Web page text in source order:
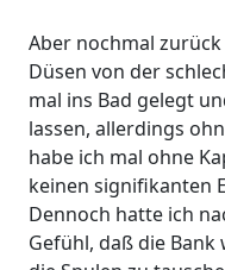
Aber nochmal
Düsen von der
mal ins Bad gelegt
lassen, allerdings
habe ich mal ohne
keinen signifikanten
Dennoch hatte ich
Gefühl, daß die